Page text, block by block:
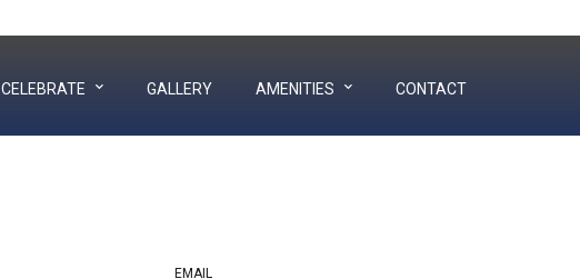
CELEBRATE GALLERY AMENITIES CONTACT
EMAIL